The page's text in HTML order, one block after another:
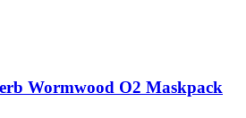
Wormwood O2 Maskpack